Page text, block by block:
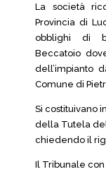
La società
Provincia di
obblighi di
Beccatoio
dell’impianto
Comune di
Si costituivano
della Tutela
chiedendo il
Il Tribunale